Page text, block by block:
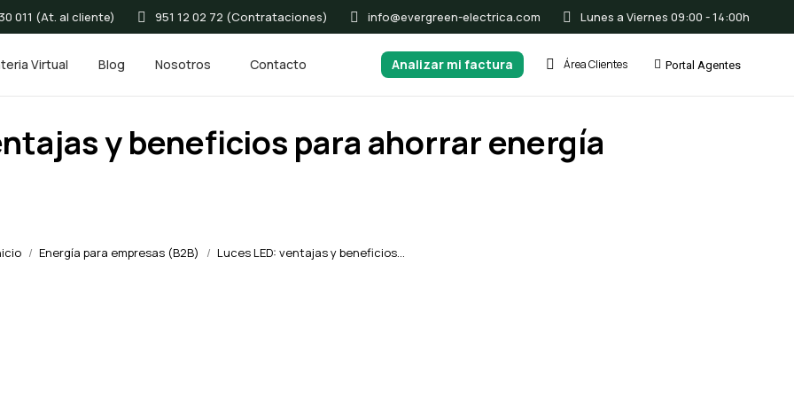
011 (At. al cliente) 951 12 02 72 (Contrataciones) info@evergreen-electrica.com Lunes a Viernes 09:00 - 14:00h
Virtual Blog Nosotros Contacto Analizar mi factura Área Clientes Portal Agentes
y beneficios para ahorrar energía
Estás aquí:
Energía para empresas (B2B) Luces LED: ventajas y beneficios…